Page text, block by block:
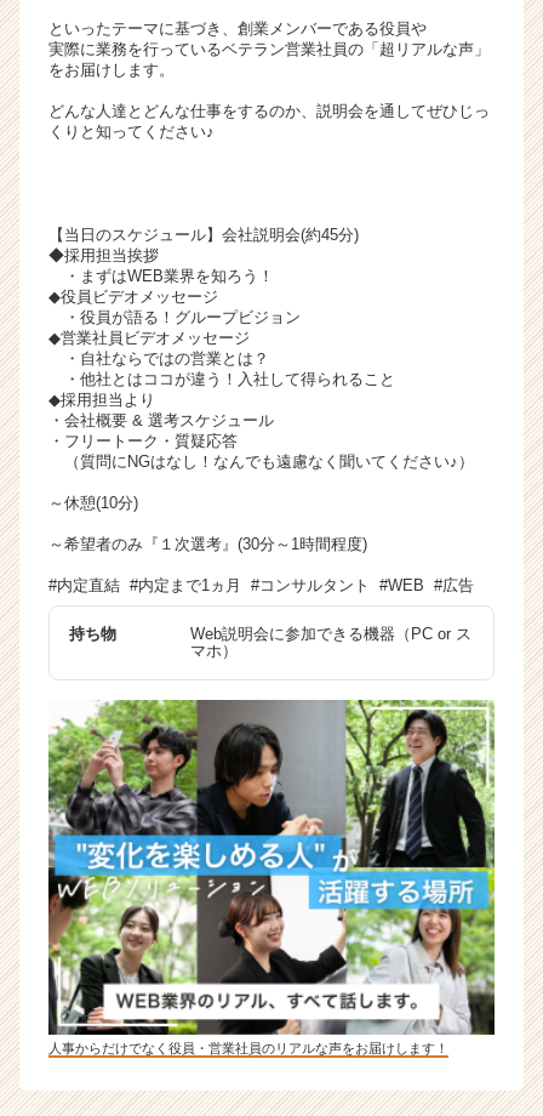
といったテーマに基づき、創業メンバーである役員や
実際に業務を行っているベテラン営業社員の「超リアルな声」
をお届けします。
どんな人達とどんな仕事をするのか、説明会を通してぜひじっ
くりと知ってください♪
【当日のスケジュール】会社説明会(約45分)
◆採用担当挨拶
・まずはWEB業界を知ろう！
◆役員ビデオメッセージ
・役員が語る！グループビジョン
◆営業社員ビデオメッセージ
・自社ならではの営業とは？
・他社とはココが違う！入社して得られること
◆採用担当より
・会社概要 & 選考スケジュール
・フリートーク・質疑応答
（質問にNGはなし！なんでも遠慮なく聞いてください♪）
～休憩(10分)
～希望者のみ『１次選考』(30分～1時間程度)
#内定直結 #内定まで1ヵ月 #コンサルタント #WEB #広告
持ち物
Web説明会に参加できる機器（PC or ス
マホ）
人事からだけでなく役員・営業社員のリアルな声をお届けします！